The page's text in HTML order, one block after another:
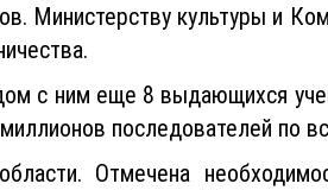
Министерству культуры и
с ним еще 8 выдающихся
последователей по